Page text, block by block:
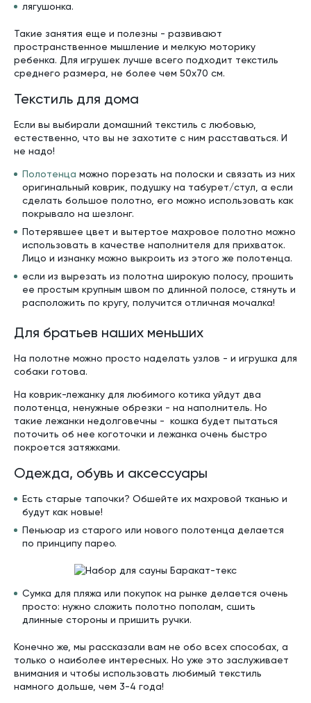
лягушонка.
Такие занятия еще и полезны - развивают
пространственное мышление и мелкую моторику
ребенка. Для игрушек лучше всего подходит текстиль
среднего размера, не более чем 50х70 см.
Текстиль для дома
Если вы выбирали домашний текстиль с любовью,
естественно, что вы не захотите с ним расставаться. И
не надо!
Полотенца можно порезать на полоски и связать из них
оригинальный коврик, подушку на табурет/стул, а если
сделать большое полотно, его можно использовать как
покрывало на шезлонг.
Потерявшее цвет и вытертое махровое полотно можно
использовать в качестве наполнителя для прихваток.
Лицо и изнанку можно выкроить из этого же полотенца.
если из вырезать из полотна широкую полосу, прошить
ее простым крупным швом по длинной полосе, стянуть и
расположить по кругу, получится отличная мочалка!
Для братьев наших меньших
На полотне можно просто наделать узлов - и игрушка для
собаки готова.
На коврик-лежанку для любимого котика уйдут два
полотенца, ненужные обрезки - на наполнитель. Но
такие лежанки недолговечны - кошка будет пытаться
поточить об нее коготочки и лежанка очень быстро
покроется затяжками.
Одежда, обувь и аксессуары
Есть старые тапочки? Обшейте их махровой тканью и
будут как новые!
Пеньюар из старого или нового полотенца делается
по принципу парео.
Сумка для пляжа или покупок на рынке делается очень
просто: нужно сложить полотно пополам, сшить
длинные стороны и пришить ручки.
Конечно же, мы рассказали вам не обо всех способах, а
только о наиболее интересных. Но уже это заслуживает
внимания и чтобы использовать любимый текстиль
намного дольше, чем 3-4 года!